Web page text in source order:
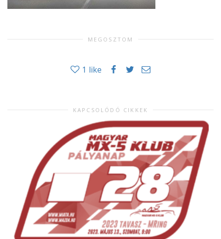
MEGOSZTOM
1 like
KAPCSOLÓDÓ CIKKEK